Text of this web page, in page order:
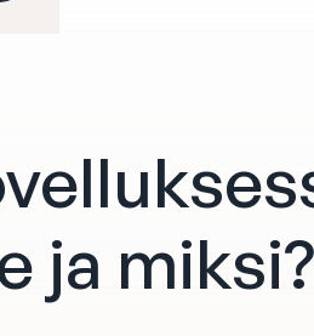
ja miksi?